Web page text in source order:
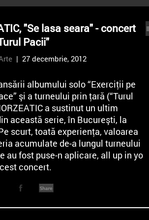
"Se lasa seara" - concert
Pacii"
| 27 decembrie, 2012
albumului solo “Exerciţii pe
şi a turneului prin ţară (“Turul
a sustinut un ultim
această serie, în Bucureşti, la
scurt, toată experienţa, valoarea
acumulate de-a lungul turneului
au fost puse-n aplicare, all up in yo
concert.
Norzeatic, intitulat “Exerciții pe
a fost lansat în data de 2
2012, independent și poate fi